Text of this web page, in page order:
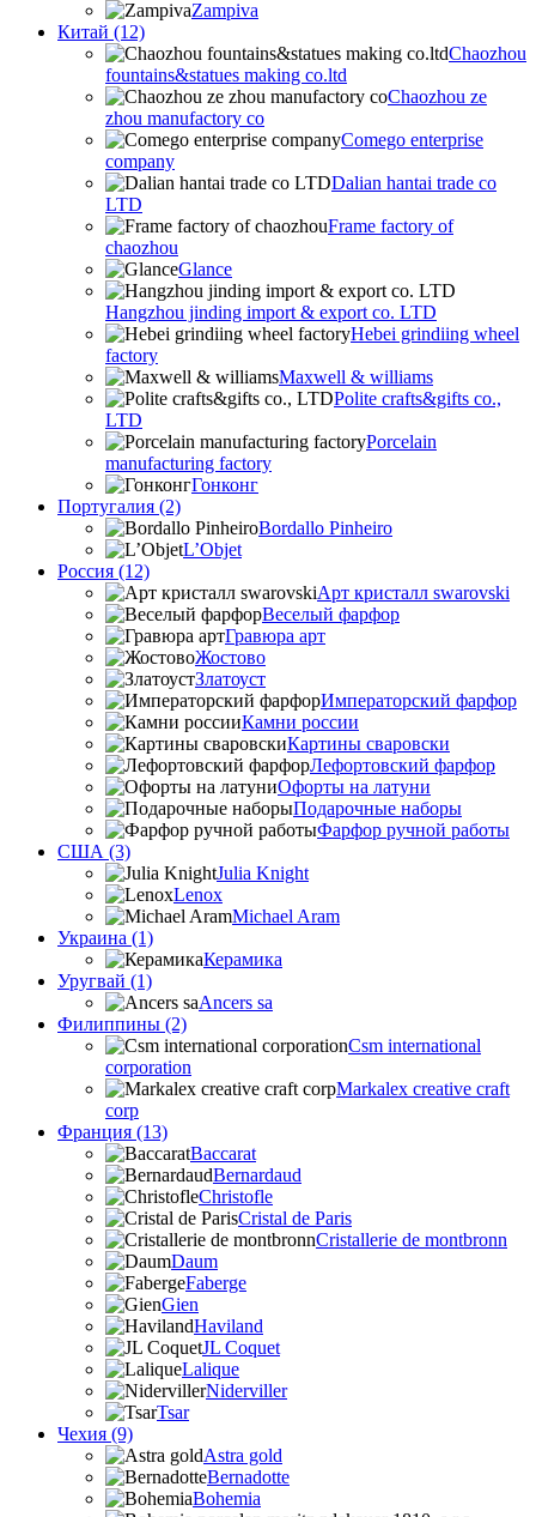
Zampiva
Китай (12)
Chaozhou
fountains&statues making co.ltd
Chaozhou ze
zhou manufactory co
Comego enterprise
company
Dalian hantai trade co
LTD
Frame factory of
chaozhou
Glance
Hangzhou jinding import & export co. LTD
Hebei grindiing wheel
factory
Maxwell & williams
Polite crafts&gifts co.,
LTD
Porcelain
manufacturing factory
Гонконг
Португалия (2)
Bordallo Pinheiro
L’Objet
Россия (12)
Арт кристалл swarovski
Веселый фарфор
Гравюра арт
Жостово
Златоуст
Императорский фарфор
Камни россии
Картины сваровски
Лефортовский фарфор
Офорты на латуни
Подарочные наборы
Фарфор ручной работы
США (3)
Julia Knight
Lenox
Michael Aram
Украина (1)
Керамика
Уругвай (1)
Ancers sa
Филиппины (2)
Csm international
corporation
Markalex creative craft
corp
Франция (13)
Baccarat
Bernardaud
Christofle
Cristal de Paris
Cristallerie de montbronn
Daum
Faberge
Gien
Haviland
JL Coquet
Lalique
Niderviller
Tsar
Чехия (9)
Astra gold
Bernadotte
Bohemia